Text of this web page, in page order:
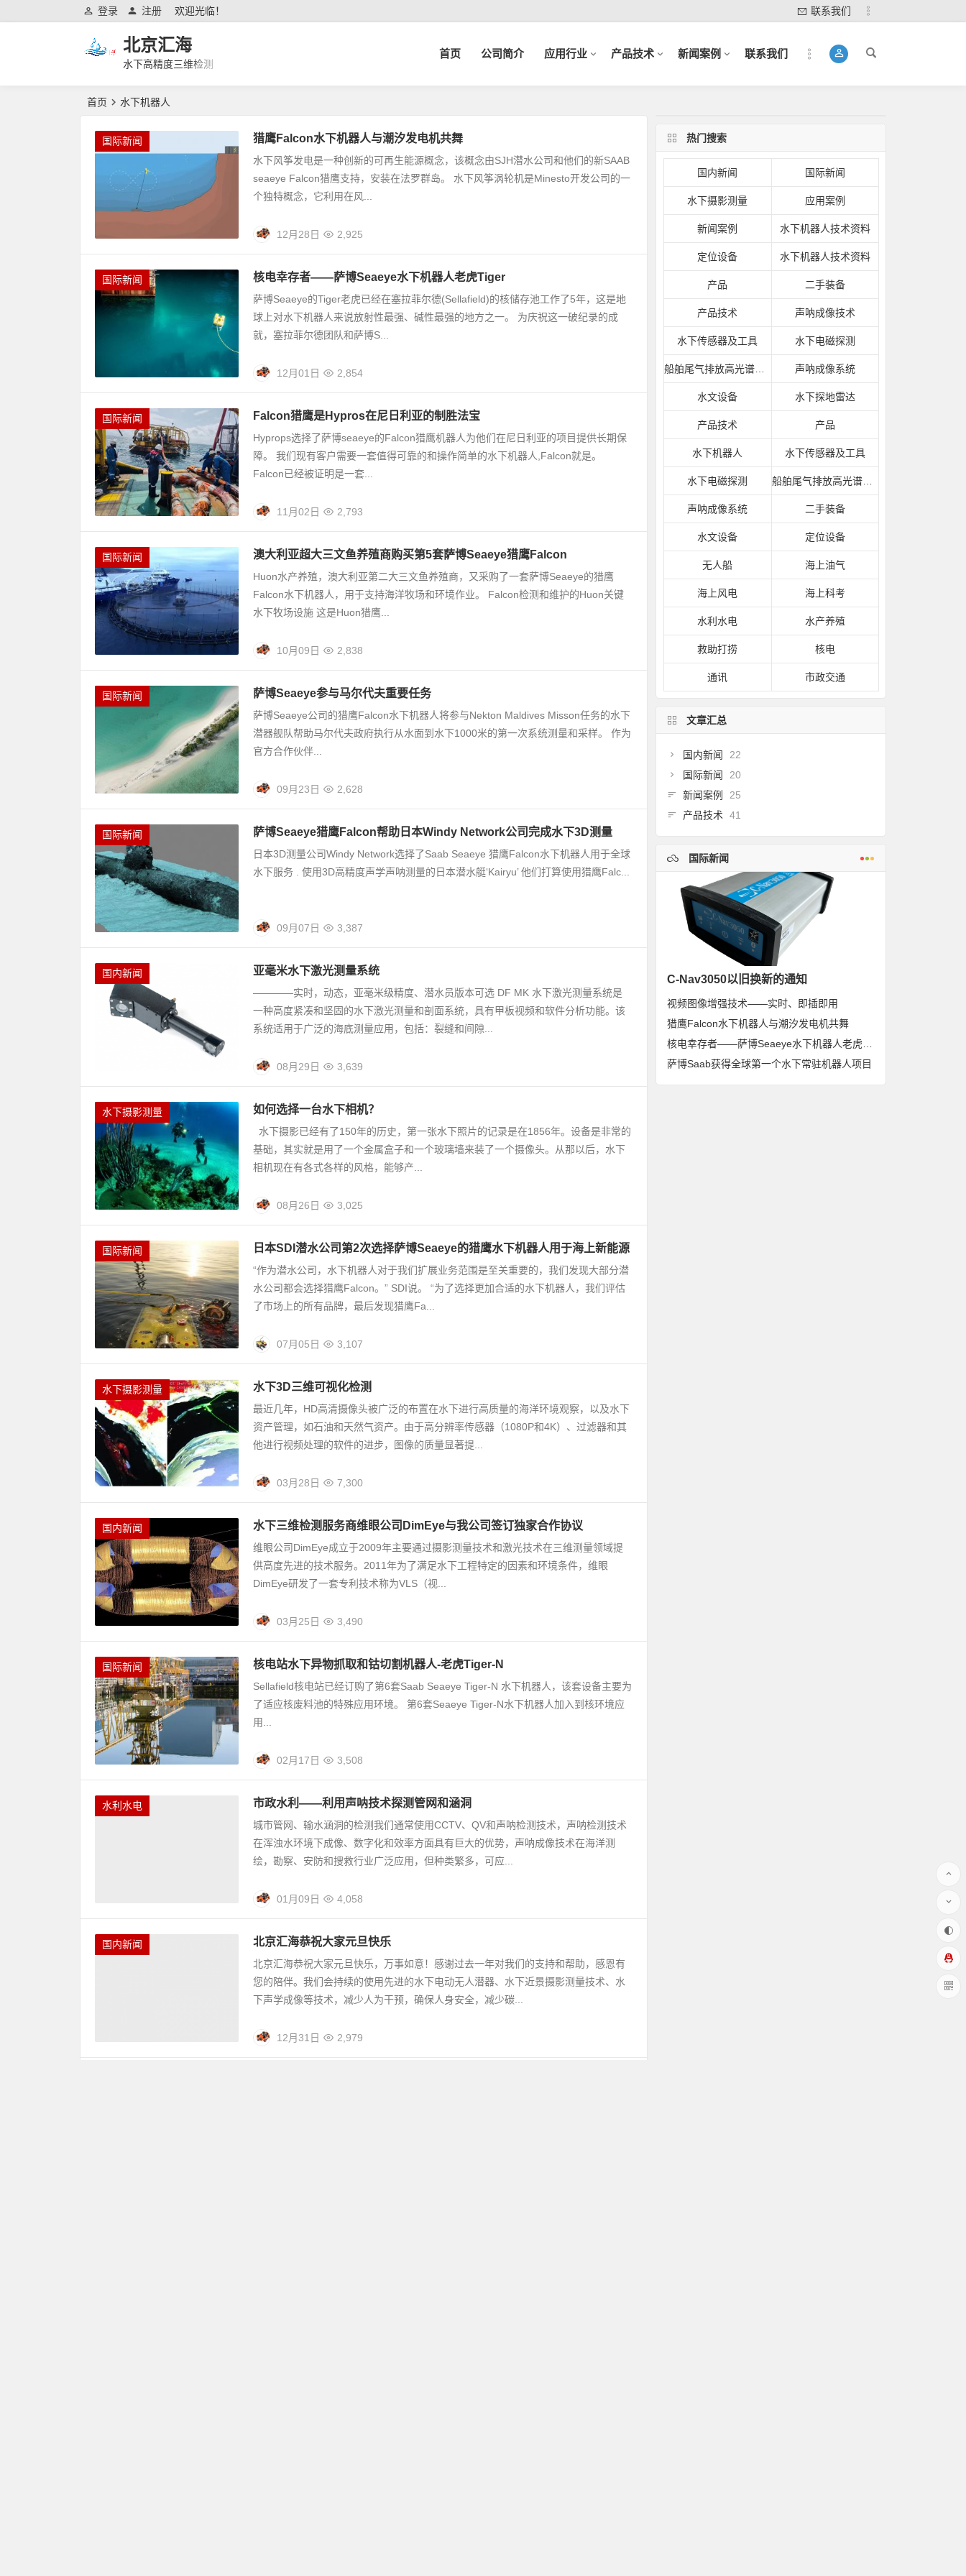
欢迎光临！
登录 注册 联系我们
北京汇海
水下高精度三维检测
首页 公司简介 应用行业 产品技术 新闻案例 联系我们
首页 水下机器人
国际新闻 猎鹰Falcon水下机器人与潮汐发电机共舞
水下风筝发电是一种创新的可再生能源概念，该概念由SJH潜水公司和他们的新SAAB
seaeye Falcon猎鹰支持，安装在法罗群岛。 水下风筝涡轮机是Minesto开发公司的一
个独特概念，它利用在风...
12月28日 2,925
国际新闻 核电幸存者——萨博Seaeye水下机器人老虎Tiger
萨博Seaeye的Tiger老虎已经在塞拉菲尔德(Sellafield)的核储存池工作了5年，这是地
球上对水下机器人来说放射性最强、碱性最强的地方之一。 为庆祝这一破纪录的成
就，塞拉菲尔德团队和萨博S...
12月01日 2,854
国际新闻 Falcon猎鹰是Hypros在尼日利亚的制胜法宝
Hyprops选择了萨博seaeye的Falcon猎鹰机器人为他们在尼日利亚的项目提供长期保
障。 我们现有客户需要一套值得可靠的和操作简单的水下机器人,Falcon就是。
Falcon已经被证明是一套...
11月02日 2,793
国际新闻 澳大利亚超大三文鱼养殖商购买第5套萨博Seaeye猎鹰Falcon
Huon水产养殖，澳大利亚第二大三文鱼养殖商，又采购了一套萨博Seaeye的猎鹰
Falcon水下机器人，用于支持海洋牧场和环境作业。 Falcon检测和维护的Huon关键
水下牧场设施 这是Huon猎鹰...
10月09日 2,838
国际新闻 萨博Seaeye参与马尔代夫重要任务
萨博Seaeye公司的猎鹰Falcon水下机器人将参与Nekton Maldives Misson任务的水下
潜器舰队帮助马尔代夫政府执行从水面到水下1000米的第一次系统测量和采样。 作为
官方合作伙伴...
09月23日 2,628
国际新闻 萨博Seaeye猎鹰Falcon帮助日本Windy Network公司完成水下3D测量
日本3D测量公司Windy Network选择了Saab Seaeye 猎鹰Falcon水下机器人用于全球
水下服务 . 使用3D高精度声学声呐测量的日本潜水艇‘Kairyu’ 他们打算使用猎鹰Falc...
09月07日 3,387
国内新闻 亚毫米水下激光测量系统
————实时，动态，亚毫米级精度、潜水员版本可选 DF MK 水下激光测量系统是
一种高度紧凑和坚固的水下激光测量和剖面系统，具有甲板视频和软件分析功能。该
系统适用于广泛的海底测量应用，包括：裂缝和间隙...
08月29日 3,639
水下摄影测量 如何选择一台水下相机？
水下摄影已经有了150年的历史，第一张水下照片的记录是在1856年。设备是非常的
基础，其实就是用了一个金属盒子和一个玻璃墙来装了一个摄像头。从那以后，水下
相机现在有各式各样的风格，能够产...
08月26日 3,025
国际新闻 日本SDI潜水公司第2次选择萨博Seaeye的猎鹰水下机器人用于海上新能源
“作为潜水公司，水下机器人对于我们扩展业务范围是至关重要的，我们发现大部分潜
水公司都会选择猎鹰Falcon。” SDI说。 “为了选择更加合适的水下机器人，我们评估
了市场上的所有品牌，最后发现猎鹰Fa...
07月05日 3,107
水下摄影测量 水下3D三维可视化检测
最近几年，HD高清摄像头被广泛的布置在水下进行高质量的海洋环境观察，以及水下
资产管理，如石油和天然气资产。由于高分辨率传感器（1080P和4K）、过滤器和其
他进行视频处理的软件的进步，图像的质量显著提...
03月28日 7,300
国内新闻 水下三维检测服务商维眼公司DimEye与我公司签订独家合作协议
维眼公司DimEye成立于2009年主要通过摄影测量技术和激光技术在三维测量领域提
供高度先进的技术服务。2011年为了满足水下工程特定的因素和环境条件，维眼
DimEye研发了一套专利技术称为VLS（视...
03月25日 3,490
国际新闻 核电站水下异物抓取和钴切割机器人-老虎Tiger-N
Sellafield核电站已经订购了第6套Saab Seaeye Tiger-N 水下机器人，该套设备主要为
了适应核废料池的特殊应用环境。 第6套Seaeye Tiger-N水下机器人加入到核环境应
用...
02月17日 3,508
水利水电 市政水利——利用声呐技术探测管网和涵洞
城市管网、输水涵洞的检测我们通常使用CCTV、QV和声呐检测技术，声呐检测技术
在浑浊水环境下成像、数字化和效率方面具有巨大的优势，声呐成像技术在海洋测
绘，勘察、安防和搜救行业广泛应用，但种类繁多，可应...
01月09日 4,058
国内新闻 北京汇海恭祝大家元旦快乐
北京汇海恭祝大家元旦快乐，万事如意！感谢过去一年对我们的支持和帮助，感恩有
您的陪伴。我们会持续的使用先进的水下电动无人潜器、水下近景摄影测量技术、水
下声学成像等技术，减少人为干预，确保人身安全，减少碳...
12月31日 2,979
热门搜索
国内新闻 国际新闻
水下摄影测量 应用案例
新闻案例 水下机器人技术资料
定位设备 水下机器人技术资料
产品 二手装备
产品技术 声呐成像技术
水下传感器及工具 水下电磁探测
声呐成像系统
水文设备 水下探地雷达
产品技术 产品
水下机器人 水下传感器及工具
水下电磁探测 船舶尾气排放高光谱监测系统
声呐成像系统 二手装备
水文设备 定位设备
无人船 海上油气
海上风电 海上科考
水利水电 水产养殖
救助打捞 核电
通讯 市政交通
文章汇总
国内新闻
22
国际新闻
20
新闻案例
25
产品技术
41
国际新闻
C-Nav3050以旧换新的通知
视频图像增强技术——实时、即插即用
猎鹰Falcon水下机器人与潮汐发电机共舞
萨博Saab获得全球第一个水下常驻机器人项目